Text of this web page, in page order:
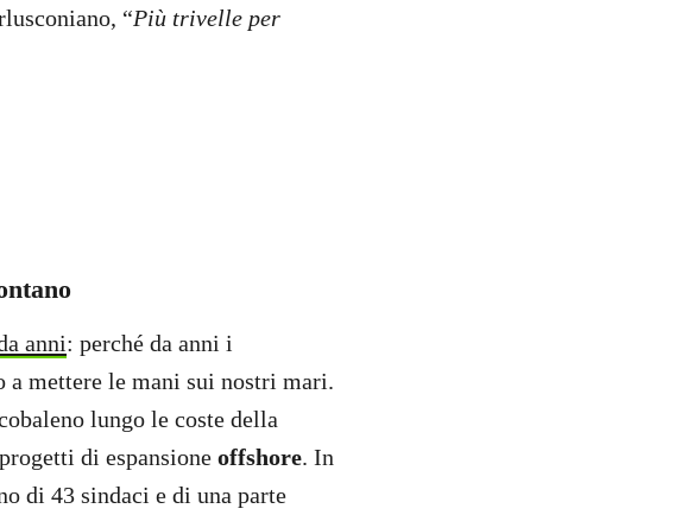
“Più trivelle per
anni: perché da anni i
mettere le mani sui nostri mari.
lungo le coste della
di espansione offshore. In
di 43 sindaci e di una parte